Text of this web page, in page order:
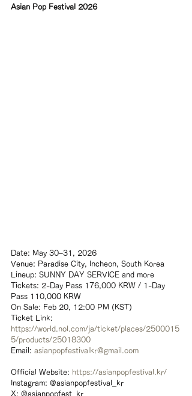
Asian Pop Festival 2026
Date: May 30–31, 2026
Venue: Paradise City, Incheon, South Korea
Lineup: SUNNY DAY SERVICE and more
Tickets: 2-Day Pass 176,000 KRW / 1-Day
Pass 110,000 KRW
On Sale: Feb 20, 12:00 PM (KST)
Ticket Link:
https://world.nol.com/ja/ticket/places/2500015
5/products/25018300
Email: asianpopfestivalkr@gmail.com
Official Website: https://asianpopfestival.kr/
Instagram: @asianpopfestival_kr
X: @asianpopfest_kr